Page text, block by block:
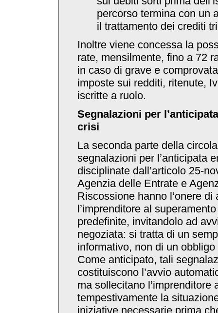
percorso termina con un
il trattamento dei crediti
Inoltre viene concessa la
rate, mensilmente, fino a 72
in caso di grave e
imposte sui redditi, ritenute,
iscritte a ruolo.
Segnalazioni per
crisi
La seconda parte della
segnalazioni per l’anticipata
disciplinate dall’articolo 25-
Agenzia delle Entrate e
Riscossione hanno l’onere di
l’imprenditore al
predefinite, invitandolo ad
negoziata: si tratta di un
informativo, non di un
Come anticipato, tali
costituiscono l’avvio
ma sollecitano l’imprenditore
tempestivamente la
iniziative necessarie prima